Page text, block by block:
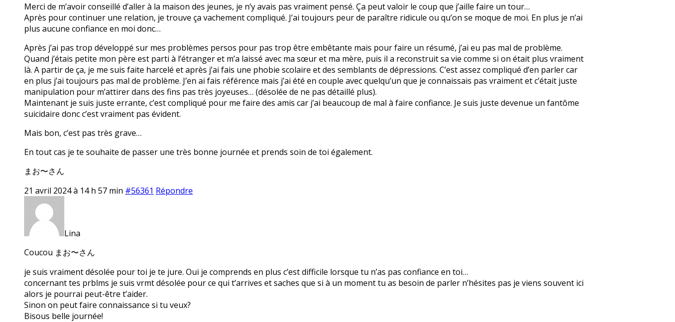
Merci de m’avoir conseillé d’aller à la maison des jeunes, je n’y avais pas vraiment pensé. Ça peut valoir le coup que j’aille faire un tour…
Après pour continuer une relation, je trouve ça vachement compliqué. J’ai toujours peur de paraître ridicule ou qu’on se moque de moi. En plus je n’ai
plus aucune confiance en moi donc…
Après j’ai pas trop développé sur mes problèmes persos pour pas trop être embêtante mais pour faire un résumé, j’ai eu pas mal de problème.
Quand j’étais petite mon père est parti à l’étranger et m’a laissé avec ma sœur et ma mère, puis il a reconstruit sa vie comme si on était plus vraiment
là. A partir de ça, je me suis faite harcelé et après j’ai fais une phobie scolaire et des semblants de dépressions. C’est assez compliqué d’en parler car
en plus j’ai toujours pas mal de problème. J’en ai fais référence mais j’ai été en couple avec quelqu’un que je connaissais pas vraiment et c’était juste
manipulation pour m’attirer dans des fins pas très joyeuses… (désolée de ne pas détaillé plus).
Maintenant je suis juste errante, c’est compliqué pour me faire des amis car j’ai beaucoup de mal à faire confiance. Je suis juste devenue un fantôme
suicidaire donc c’est vraiment pas évident.
Mais bon, c’est pas très grave…
En tout cas je te souhaite de passer une très bonne journée et prends soin de toi également.
まお〜さん
21 avril 2024 à 14 h 57 min #56361 Répondre
Lina
Coucou まお〜さん
je suis vraiment désolée pour toi je te jure. Oui je comprends en plus c’est difficile lorsque tu n’as pas confiance en toi…
concernant tes prblms je suis vrmt désolée pour ce qui t’arrives et saches que si à un moment tu as besoin de parler n’hésites pas je viens souvent ici
alors je pourrai peut-être t’aider.
Sinon on peut faire connaissance si tu veux?
Bisous belle journée!